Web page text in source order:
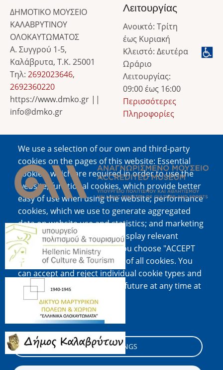
We use a selection of our own and third-party
cookies on the pages of this website: Essential
cookies, which are required in order to use the
website; functional cookies, which provide better
easy of use when using the website; performance
cookies, which we use to generate aggregated
data on website use and statistics; and marketing
cookies, which are used to display relevant
content and advertising. If you choose "ACCEPT
ALL", you consent to the use of all cookies. You
can accept and reject individual cookie types and
revoke your consent for the future at any time at
"Settings".
Cookie documentation
COOKIE SETTINGS
ΔΗΜΟΤΙΚΟ ΜΟΥΣΕΙΟ
ΚΑΛΑΒΡΥΤΙΝΟΥ
ΟΛΟΚΑΥΤΩΜΑΤΟΣ
Α. Συγγρού 1-5,
Καλάβρυτα, Τ.Κ. 25001
Τηλ: 2692023646,
2692360220
https://www.dmko.gr ||
info@dmko.gr
Λειτουργίας
Ανοικτό: Τρίτη
έως Κυριακή
Κλειστό: Δευτέρα
Ωράριο
Λειτουργίας:
09:00 έως 16:00
Περισσότερες
Πληροφορίες
Image
Image
Image
Image